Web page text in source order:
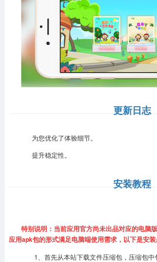
更新日志
为您优化了体验细节。
提升稳定性。
安装教程
特别说明：当前应用官方尚未出品对应的电脑
应用apk包的形式满足电脑端使用需求，以下是安装
1、首先从本站下载文件压缩包，压缩包